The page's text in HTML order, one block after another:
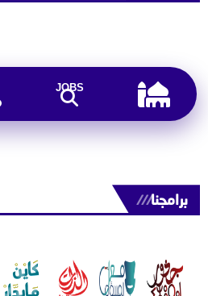
JOBS
برامجنا///